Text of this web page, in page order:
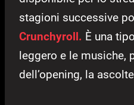
stagioni successive
Crunchyroll. È una
leggero e le musiche,
dell’opening, la